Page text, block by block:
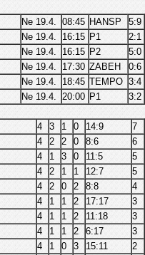
Ne 19.4. 08:45 HANSP
5:9
Ne 19.4. 16:15 P1
2:1
Ne 19.4. 16:15 P2
5:0
Ne 19.4. 17:30 ZABEH
0:6
Ne 19.4. 18:45 TEMPO 3:4
Ne 19.4. 20:00 P1 3:2
4 3 1 0 14:9
7
4 2 2 0 8:6
6
4 1 3 0 11:5
5
4 2 1 1 12:7
5
4 2 0 2 8:8
4
4 1 1 2 17:17
3
4 1 1 2 11:18
3
4 1 1 2 6:17
3
4 1 0 3 15:11
2